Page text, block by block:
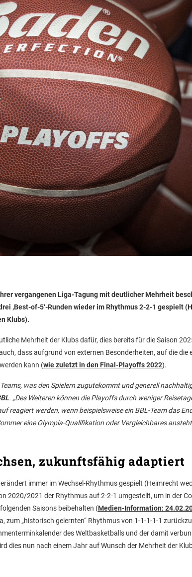
vergangenen Liga-Tagung mit deutlicher Mehrheit
‚Best-of-5‘-Runden wieder im Rhythmus 2-2-1 gespielt
Klubs).
Mehrheit der Klubs dafür, dies bereits für die Saison
dass aufgrund von externen Besonderheiten, auf die die
kann (wie zuletzt in den Final-Playoffs 2022).
was den Spielern zugutekommt und generell
. „Des Weiteren können die Playoffs durch weniger
reagiert werden, wenn beispielsweise ein BBL-Team das
eine Olympia-Qualifikation oder Vergleichbares
zukunftsfähig adaptiert
immer im Wechsel-Rhythmus gespielt (Heimrecht
2020/2021 der Rhythmus auf 2-2-1 umgestellt, um in der
Saisons beibehalten (Medien-Information:
„historisch gelernten“ Rhythmus von 1-1-1-1-1
des Weltbasketballs und der damit
dies nun nach einem Jahr auf Wunsch der Mehrheit der